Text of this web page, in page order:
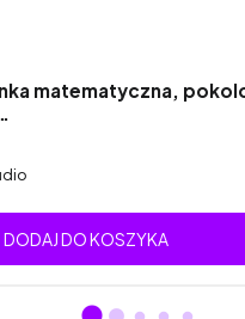
matematyczna,
DODAJ DO KOSZYKA